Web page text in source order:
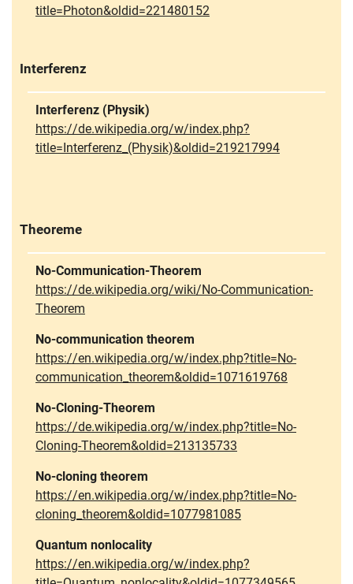
title=Photon&oldid=221480152
Interferenz
Interferenz (Physik)
https://de.wikipedia.org/w/index.php?
title=Interferenz_(Physik)&oldid=219217994
Theoreme
No-Communication-Theorem
https://de.wikipedia.org/wiki/No-Communication-
Theorem
No-communication theorem
https://en.wikipedia.org/w/index.php?title=No-
communication_theorem&oldid=1071619768
No-Cloning-Theorem
https://de.wikipedia.org/w/index.php?title=No-
Cloning-Theorem&oldid=213135733
No-cloning theorem
https://en.wikipedia.org/w/index.php?title=No-
cloning_theorem&oldid=1077981085
Quantum nonlocality
https://en.wikipedia.org/w/index.php?